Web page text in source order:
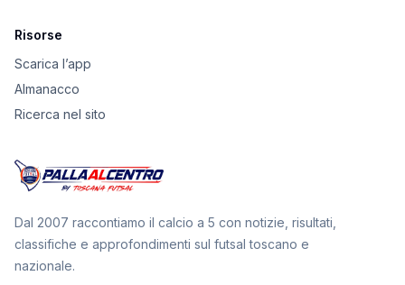
Risorse
Scarica l’app
Almanacco
Ricerca nel sito
Dal 2007 raccontiamo il calcio a 5 con notizie, risultati,
classifiche e approfondimenti sul futsal toscano e
nazionale.